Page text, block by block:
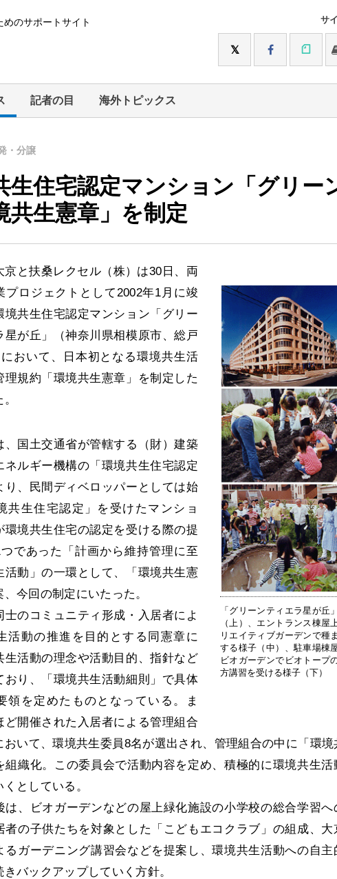
のサポートサイト サ
記者の目 海外トピックス
・分譲
生住宅認定マンション「グリー
共生憲章」を制定
「グリーンティエラ星が丘
（上）、エントランス棟屋
リエイティブガーデンで種
する様子（中）、駐車場棟
ビオガーデンでビオトープ
方講習を受ける様子（下）
と扶桑レクセル（株）は30日、両
プロジェクトとして2002年1月に竣
境共生住宅認定マンション「グリー
星が丘」（神奈川県相模原市、総戸
おいて、日本初となる環境共生活
理規約「環境共生憲章」を制定した
国土交通省が管轄する（財）建築
ネルギー機構の「環境共生住宅認定
り、民間ディベロッパーとしては始
共生住宅認定」を受けたマンショ
環境共生住宅の認定を受ける際の提
であった「計画から維持管理に至
活動」の一環として、「環境共生憲
今回の制定にいたった。
のコミュニティ形成・入居者によ
活動の推進を目的とする同憲章に
生活動の理念や活動目的、指針など
おり、「環境共生活動細則」で具体
領を定めたものとなっている。ま
ど開催された入居者による管理組合
おいて、環境共生委員8名が選出され、管理組合の中に「環境
組織化。この委員会で活動内容を定め、積極的に環境共生活
としている。
、ビオガーデンなどの屋上緑化施設の小学校の総合学習へ
者の子供たちを対象とした「こどもエコクラブ」の組成、大
るガーデニング講習会などを提案し、環境共生活動への自主
きバックアップしていく方針。